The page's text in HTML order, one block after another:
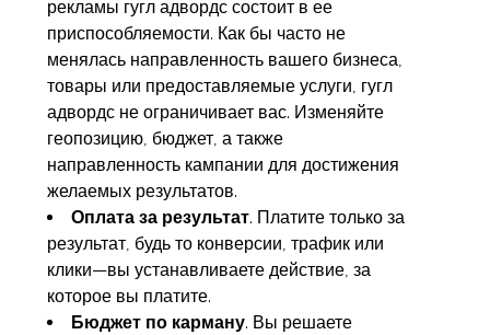
рекламы гугл адвордс состоит в ее
приспособляемости. Как бы часто не
менялась направленность вашего бизнеса,
товары или предоставляемые услуги, гугл
адвордс не ограничивает вас. Изменяйте
геопозицию, бюджет, а также
направленность кампании для достижения
желаемых результатов.
Оплата за результат. Платите только за
результат, будь то конверсии, трафик или
клики—вы устанавливаете действие, за
которое вы платите.
Бюджет по карману. Вы решаете